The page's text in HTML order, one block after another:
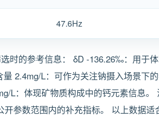
47.6Hz
时的参考信息： δD -136.26‰：用于
2.4mg/L：可作为关注钠摄入场景下
L：体现矿物质构成中的钙元素信息
参数范围内的补充指标。 以上数据适